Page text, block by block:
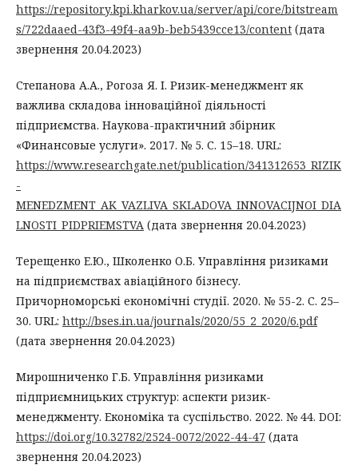
https://repository.kpi.kharkov.ua/server/api/core/bitstream
s/722daaed-43f3-49f4-aa9b-beb5439cce13/content (дата
звернення 20.04.2023)
Степанова А.А., Рогоза Я. І. Ризик-менеджмент як
важлива складова інноваційної діяльності
підприємства. Наукова-практичний збірник
«Финансовые услуги». 2017. № 5. С. 15–18. URL:
https://www.researchgate.net/publication/341312653_RIZIK
-
MENEDZMENT_AK_VAZLIVA_SKLADOVA_INNOVACIJNOI_DIA
LNOSTI_PIDPRIEMSTVA (дата звернення 20.04.2023)
Терещенко Е.Ю., Школенко О.Б. Управління ризиками
на підприємствах авіаційного бізнесу.
Причорноморські економічні студії. 2020. № 55-2. С. 25–
30. URL: http://bses.in.ua/journals/2020/55_2_2020/6.pdf
(дата звернення 20.04.2023)
Мирошниченко Г.Б. Управління ризиками
підприємницьких структур: аспекти ризик-
менеджменту. Економіка та суспільство. 2022. № 44. DOI:
https://doi.org/10.32782/2524-0072/2022-44-47 (дата
звернення 20.04.2023)